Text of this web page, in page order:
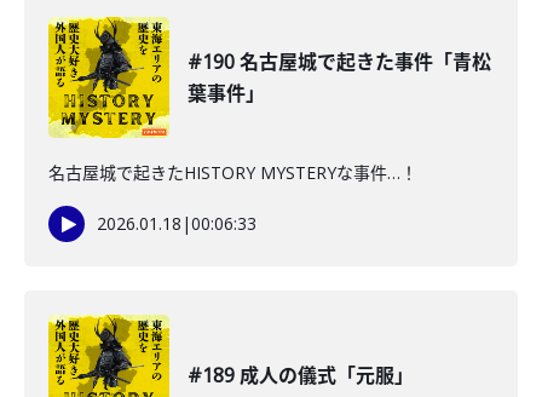
#190 名古屋城で起きた事件「青松
葉事件」
名古屋城で起きたHISTORY MYSTERYな事件…！
2026.01.18 |00:06:33
#189 成人の儀式「元服」